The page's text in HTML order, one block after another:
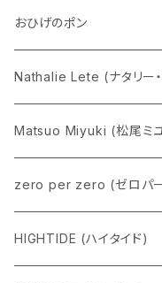
Eddie パンダ
クマちゃん
ケロペチーノ
おひげのポン
Nathalie Lete (ナタリー
Matsuo Miyuki (松尾ミ
zero per zero (ゼロパ
HIGHTIDE (ハイタイド)